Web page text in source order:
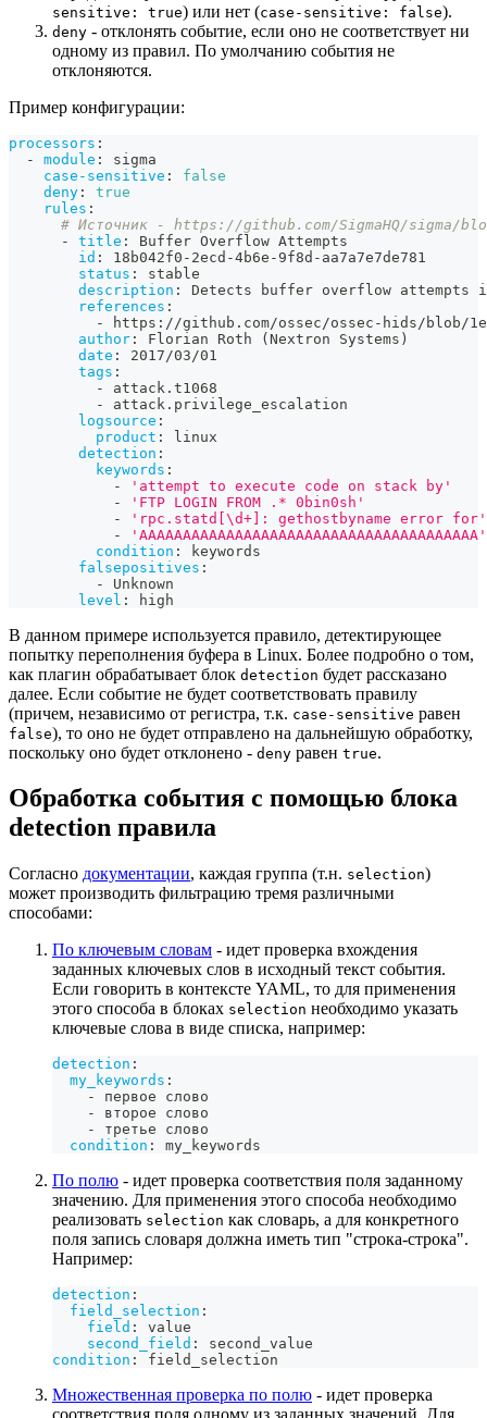
sensitive: true) или нет (case-sensitive: false).
deny - отклонять событие, если оно не соответствует ни
одному из правил. По умолчанию события не
отклоняются.
Пример конфигурации:
processors :
-
module :
sigma
case-sensitive :
false
deny :
true
rules :
# Источник - https://github.com/SigmaHQ/
-
title :
Buffer Overflow Attempts
id : 18b042f0 - 2ecd -4b6e - 9f8d - aa7a7e7de781
status :
stable
description :
Detects buffer overflow attempts
references :
-
https : //github.com/ossec/ossec - hids/blob/
author :
Florian Roth (Nextron Systems)
date :
2017/03/01
tags :
-
attack.t1068
-
attack.privilege_escalation
logsource :
product :
linux
detection :
keywords :
-
'attempt to execute code on stack by'
-
'FTP LOGIN FROM .* 0bin0sh'
-
'rpc.statd[\d+]: gethostbyname error for'
-
'AAAAAAAAAAAAAAAAAAAAAAAAAAAAAAAAAAAAAAA'
condition :
keywords
falsepositives :
-
Unknown
level : high
В данном примере используется правило, детектирующее
попытку переполнения буфера в Linux. Более подробно о том,
как плагин обрабатывает блок detection будет рассказано
далее. Если событие не будет соответствовать правилу
(причем, независимо от регистра, т.к. case-sensitive равен
false), то оно не будет отправлено на дальнейшую обработку,
поскольку оно будет отклонено - deny равен true.
Обработка события с помощью блока
detection правила
Согласно документации, каждая группа (т.н. selection)
может производить фильтрацию тремя различными
способами:
По ключевым словам - идет проверка вхождения
заданных ключевых слов в исходный текст события.
Если говорить в контексте YAML, то для применения
этого способа в блоках selection необходимо указать
ключевые слова в виде списка, например:
detection :
my_keywords :
-
первое слово
-
второе слово
-
третье слово
condition : my_keywords
По полю - идет проверка соответствия поля заданному
значению. Для применения этого способа необходимо
реализовать selection как словарь, а для конкретного
поля запись словаря должна иметь тип "строка-строка".
Например:
detection :
field_selection :
field :
value
second_field :
second_value
condition : field_selection
Множественная проверка по полю - идет проверка